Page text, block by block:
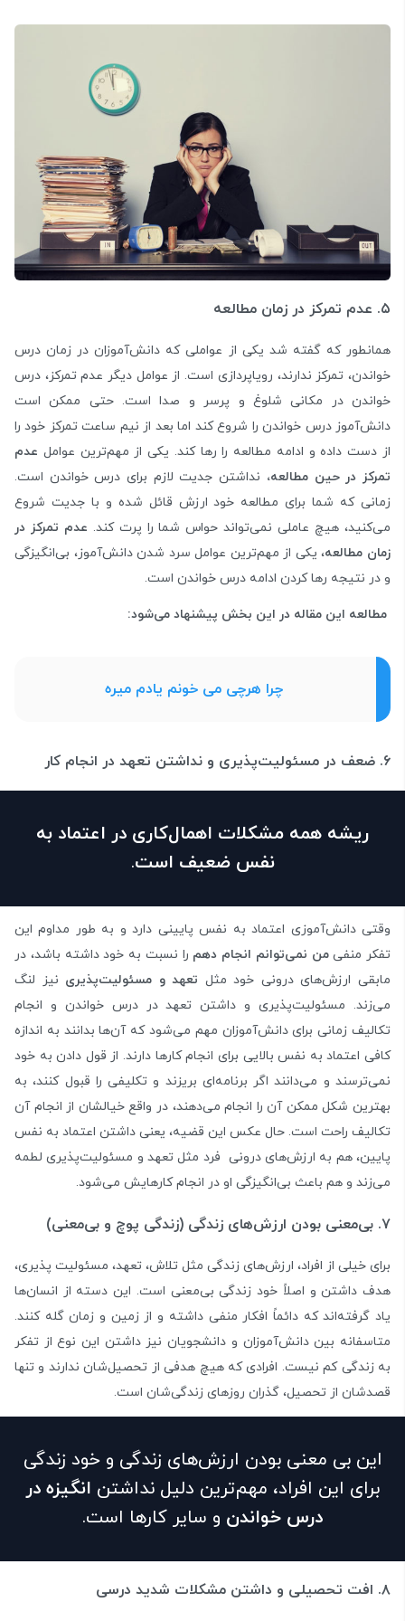
۵. عدم تمرکز در زمان مطالعه
همانطور که گفته شد یکی از عواملی که دانش‌آموزان در زمان درس
خواندن، تمرکز ندارند، رویاپردازی است. از عوامل دیگر عدم تمرکز، درس
خواندن در مکانی شلوغ و پرسر و صدا است. حتی ممکن است
دانش‌آموز درس خواندن را شروع کند اما بعد از نیم ساعت تمرکز خود را
از دست داده و ادامه مطالعه را رها کند. یکی از مهم‌ترین عوامل عدم
تمرکز در حین مطالعه، نداشتن جدیت لازم برای درس خواندن است.
زمانی که شما برای مطالعه خود ارزش قائل شده و با جدیت شروع
می‌کنید، هیچ عاملی نمی‌تواند حواس شما را پرت کند. عدم تمرکز در
زمان مطالعه، یکی از مهم‌ترین عوامل سرد شدن دانش‌آموز، بی‌انگیزگی
و در نتیجه رها کردن ادامه درس خواندن است.
مطالعه این مقاله در این بخش پیشنهاد می‌شود:
چرا هرچی می‌ خونم یادم میره
۶. ضعف در مسئولیت‌پذیری و نداشتن تعهد در انجام کار
ریشه همه مشکلات اهمال‌کاری در اعتماد به
نفس ضعیف است.
وقتی دانش‌آموزی اعتماد به نفس پایینی دارد و به طور مداوم این
تفکر منفیمن نمی‌توانم انجام دهم را نسبت به خود داشته باشد، در
مابقی ارزش‌های درونی خود مثل تعهد و مسئولیت‌پذیری نیز لنگ
می‌زند. مسئولیت‌پذیری و داشتن تعهد در درس خواندن و انجام
تکالیف زمانی برای دانش‌آموزان مهم می‌شود که آن‌ها بدانند به اندازه
کافی اعتماد به نفس بالایی برای انجام کارها دارند. از قول دادن به خود
نمی‌ترسند و می‌دانند اگر برنامه‌ای بریزند و تکلیفی را قبول کنند، به
بهترین شکل ممکن آن را انجام می‌دهند، در واقع خیالشان از انجام آن
تکالیف راحت است. حال عکس این قضیه، یعنی داشتن اعتماد به نفس
پایین، هم به ارزش‌های درونی فرد مثل تعهد و مسئولیت‌پذیری لطمه
می‌زند و هم باعث بی‌انگیزگی او در انجام کارهایش می‌شود.
۷. بی‌معنی بودن ارزش‌های زندگی (زندگی پوچ و بی‌معنی)
برای خیلی از افراد، ارزش‌های زندگی مثل تلاش، تعهد، مسئولیت پذیری،
هدف داشتن و اصلاً خود زندگی بی‌معنی است. این دسته از انسان‌ها
یاد گرفته‌اند که دائماً افکار منفی داشته و از زمین و زمان گله کنند.
متاسفانه بین دانش‌آموزان و دانشجویان نیز داشتن این نوع از تفکر
به زندگی کم نیست. افرادی که هیچ هدفی از تحصیل‌شان ندارند و تنها
قصدشان از تحصیل، گذران روزهای زندگی‌شان است.
این بی معنی بودن ارزش‌های زندگی و خود زندگی
برای این افراد، مهم‌ترین دلیل نداشتن انگیزه در
درس‌ خواندن و سایر کارها است.
۸. افت تحصیلی و داشتن مشکلات شدید درسی